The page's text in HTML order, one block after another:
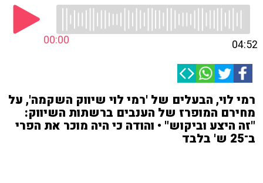
00:00 04:52
רמי לוי, הבעלים של 'רמי לוי שיווק השקמה', על
מחירם המופרז של הענבים ברשתות השיווק:
"זה היצע וביקוש" • והודה כי היה מוכר את הפרי
ב־25 ש' בלבד